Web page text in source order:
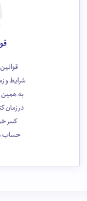
شرایط و
به همین
در زمان
کسر
حساب